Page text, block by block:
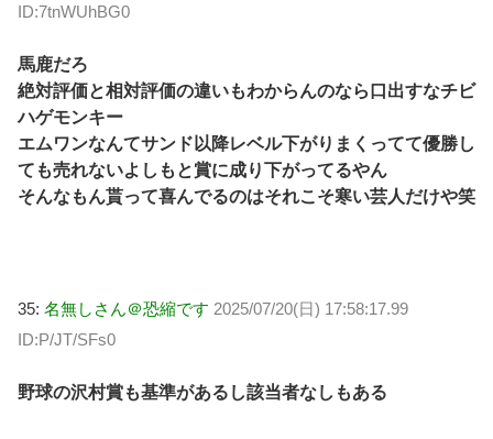
ID:7tnWUhBG0
馬鹿だろ
絶対評価と相対評価の違いもわからんのなら口出すなチビ
ハゲモンキー
エムワンなんてサンド以降レベル下がりまくってて優勝し
ても売れないよしもと賞に成り下がってるやん
そんなもん貰って喜んでるのはそれこそ寒い芸人だけや笑
35: 名無しさん＠恐縮です 2025/07/20(日) 17:58:17.99
ID:P/JT/SFs0
野球の沢村賞も基準があるし該当者なしもある